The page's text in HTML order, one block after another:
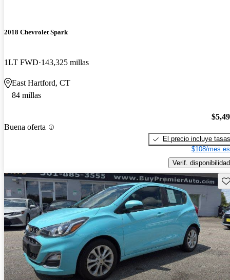
2018 Chevrolet Spark
1LT FWD 143,325 millas
East Hartford, CT
84 millas
Buena oferta
El precio incluye tasas
$108/mes
Verif. disponibilidad